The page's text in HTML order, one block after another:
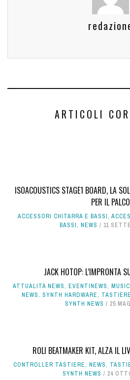
ARTICOLI
ISOACOUSTICS STAGE1 BOARD, LA
PER IL PALCO
ACCESSORI CHITARRA E BASSI,
BASSI, NEWS 11
JACK HOTOP: L’IMPRONTA
ATTUALITÀ NEWS, EVENTINEWS,
NEWS, SYNTH HARDWARE,
SYNTH NEWS
25
ROLI BEATMAKER KIT, ALZA IL
CONTROLLER TASTIERE, NEWS,
SYNTH NEWS
24